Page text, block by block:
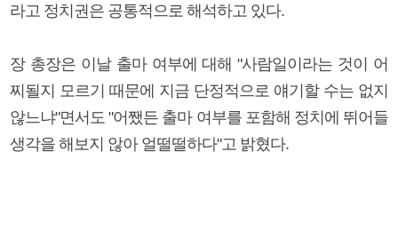
라고 정치권은 공통적으로 해석하고 있다.
장 총장은 이날 출마 여부에 대해 "사람일이라는 것이 어
찌될지 모르기 때문에 지금 단정적으로 얘기할 수는 없지
않느냐"면서도 "어쨌든 출마 여부를 포함해 정치에 뛰어들
생각을 해보지 않아 얼떨떨하다"고 밝혔다.